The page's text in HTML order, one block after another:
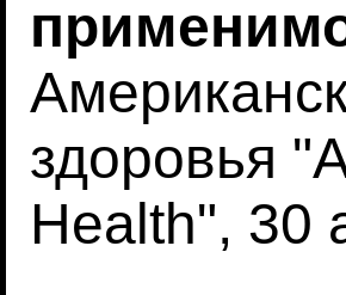
здоровья
Health", 30